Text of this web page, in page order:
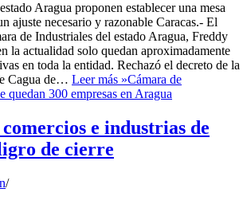
Aragua proponen establecer una mesa
ajuste necesario y razonable Caracas.- El
de Industriales del estado Aragua, Freddy
la actualidad solo quedan aproximadamente
en toda la entidad. Rechazó el decreto de la
Cagua de… Leer más »Cámara de
quedan 300 empresas en Aragua
e industrias de
de cierre